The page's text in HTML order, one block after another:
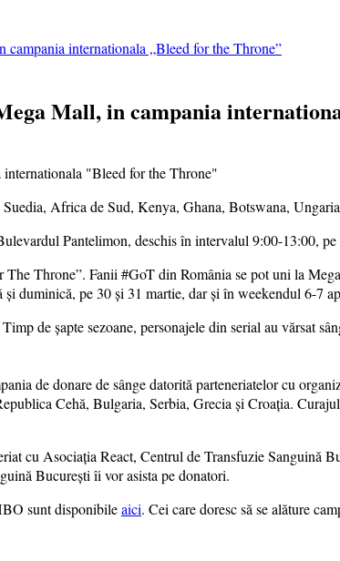
internationala „Bleed for the Throne”
Mall, in campania
Africa de Sud, Kenya, Ghana, Botswana,
Pantelimon, deschis în intervalul 9:00-13:00,
Throne”. Fanii #GoT din România se pot uni la
duminică, pe 30 și 31 martie, dar și în weekendul 6-7
de șapte sezoane, personajele din serial au vărsat
de donare de sânge datorită parteneriatelor cu
Cehă, Bulgaria, Serbia, Grecia și Croația.
cu Asociația React, Centrul de Transfuzie
București îi vor asista pe donatori.
sunt disponibileaici. Cei care doresc să se alăture